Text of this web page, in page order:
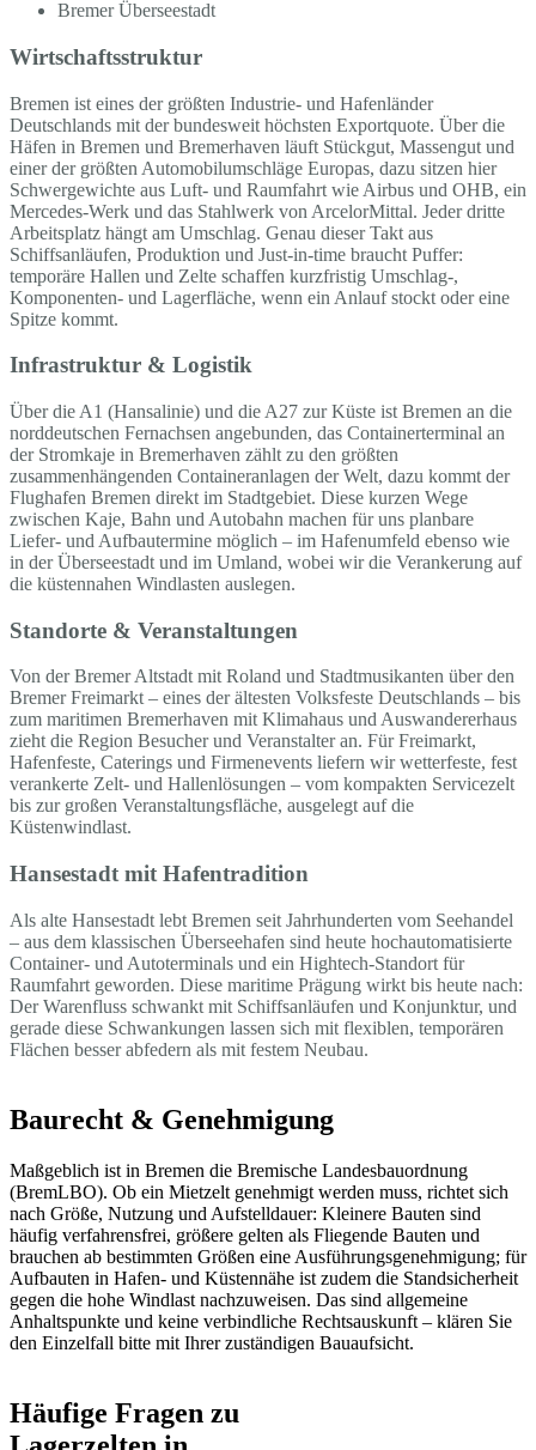
Bremer Überseestadt
Wirtschaftsstruktur
Bremen ist eines der größten Industrie- und Hafenländer
Deutschlands mit der bundesweit höchsten Exportquote. Über die
Häfen in Bremen und Bremerhaven läuft Stückgut, Massengut und
einer der größten Automobilumschläge Europas, dazu sitzen hier
Schwergewichte aus Luft- und Raumfahrt wie Airbus und OHB, ein
Mercedes-Werk und das Stahlwerk von ArcelorMittal. Jeder dritte
Arbeitsplatz hängt am Umschlag. Genau dieser Takt aus
Schiffsanläufen, Produktion und Just-in-time braucht Puffer:
temporäre Hallen und Zelte schaffen kurzfristig Umschlag-,
Komponenten- und Lagerfläche, wenn ein Anlauf stockt oder eine
Spitze kommt.
Infrastruktur & Logistik
Über die A1 (Hansalinie) und die A27 zur Küste ist Bremen an die
norddeutschen Fernachsen angebunden, das Containerterminal an
der Stromkaje in Bremerhaven zählt zu den größten
zusammenhängenden Containeranlagen der Welt, dazu kommt der
Flughafen Bremen direkt im Stadtgebiet. Diese kurzen Wege
zwischen Kaje, Bahn und Autobahn machen für uns planbare
Liefer- und Aufbautermine möglich – im Hafenumfeld ebenso wie
in der Überseestadt und im Umland, wobei wir die Verankerung auf
die küstennahen Windlasten auslegen.
Standorte & Veranstaltungen
Von der Bremer Altstadt mit Roland und Stadtmusikanten über den
Bremer Freimarkt – eines der ältesten Volksfeste Deutschlands – bis
zum maritimen Bremerhaven mit Klimahaus und Auswandererhaus
zieht die Region Besucher und Veranstalter an. Für Freimarkt,
Hafenfeste, Caterings und Firmenevents liefern wir wetterfeste, fest
verankerte Zelt- und Hallenlösungen – vom kompakten Servicezelt
bis zur großen Veranstaltungsfläche, ausgelegt auf die
Küstenwindlast.
Hansestadt mit Hafentradition
Als alte Hansestadt lebt Bremen seit Jahrhunderten vom Seehandel
– aus dem klassischen Überseehafen sind heute hochautomatisierte
Container- und Autoterminals und ein Hightech-Standort für
Raumfahrt geworden. Diese maritime Prägung wirkt bis heute nach:
Der Warenfluss schwankt mit Schiffsanläufen und Konjunktur, und
gerade diese Schwankungen lassen sich mit flexiblen, temporären
Flächen besser abfedern als mit festem Neubau.
Baurecht & Genehmigung
Maßgeblich ist in Bremen die Bremische Landesbauordnung
(BremLBO). Ob ein Mietzelt genehmigt werden muss, richtet sich
nach Größe, Nutzung und Aufstelldauer: Kleinere Bauten sind
häufig verfahrensfrei, größere gelten als Fliegende Bauten und
brauchen ab bestimmten Größen eine Ausführungsgenehmigung; für
Aufbauten in Hafen- und Küstennähe ist zudem die Standsicherheit
gegen die hohe Windlast nachzuweisen. Das sind allgemeine
Anhaltspunkte und keine verbindliche Rechtsauskunft – klären Sie
den Einzelfall bitte mit Ihrer zuständigen Bauaufsicht.
Häufige Fragen zu